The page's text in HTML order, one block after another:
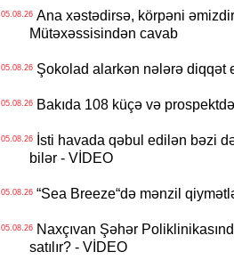
05.08.26Ana xəstədirsə, körpəni
Mütəxəssisindən cavab
05.08.26Şokolad alarkən nələrə diqqət
05.08.26Bakıda 108 küçə və
05.08.26İsti havada qəbul edilən bəzi
bilər - VİDEO
05.08.26“Sea Breeze“də mənzil
05.08.26Naxçıvan Şəhər
satılır? - VİDEO